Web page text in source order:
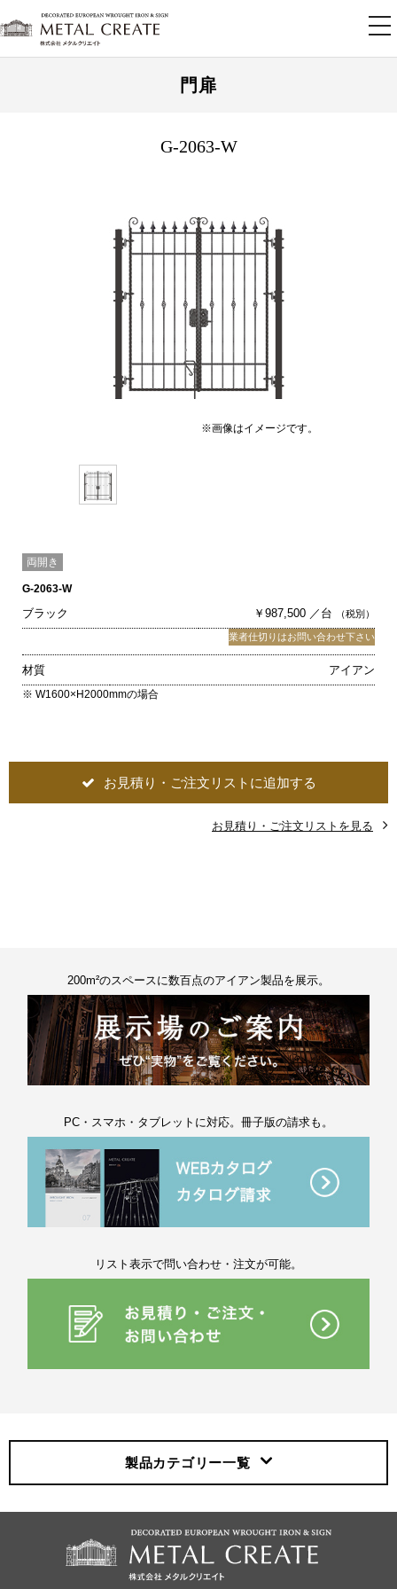
門扉
G-2063-W
※画像はイメージです。
両開き
G-2063-W
ブラック ￥987,500 ／台 （税別）
業者仕切りはお問い合わせ下さい
材質 アイアン
※ W1600×H2000mmの場合
お見積り・ご注文リストに追加する
お見積り・ご注文リストを見る
200m²のスペースに数百点のアイアン製品を展示。
PC・スマホ・タブレットに対応。冊子版の請求も。
リスト表示で問い合わせ・注文が可能。
製品カテゴリー一覧